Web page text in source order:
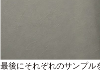
最後にそれぞれのサンプル